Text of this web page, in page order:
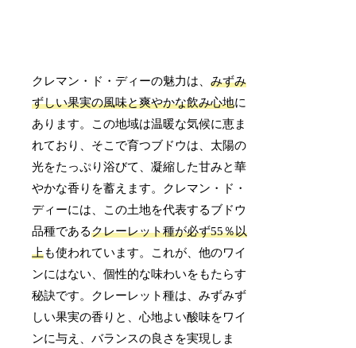
クレマン・ド・ディーの魅力は、みずみ
ずしい果実の風味と爽やかな飲み心地に
あります。この地域は温暖な気候に恵ま
れており、そこで育つブドウは、太陽の
光をたっぷり浴びて、凝縮した甘みと華
やかな香りを蓄えます。クレマン・ド・
ディーには、この土地を代表するブドウ
品種であるクレーレット種が必ず55％以
上も使われています。これが、他のワイ
ンにはない、個性的な味わいをもたらす
秘訣です。クレーレット種は、みずみず
しい果実の香りと、心地よい酸味をワイ
ンに与え、バランスの良さを実現しま